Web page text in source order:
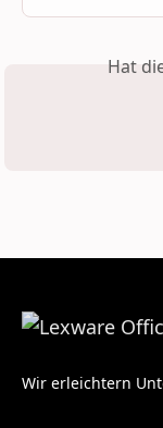
Hat
Wir erleichtern